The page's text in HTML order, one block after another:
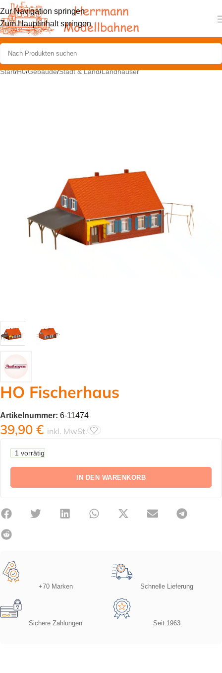
Zur Navigation springen
Zum Hauptinhalt springen
Start/H0/Gebäude/Stadt & Land/Landhäuser
HO Fischerhaus
Artikelnummer: 6-11474
39,90 € inkl. MwSt.
1 vorrätig
IN DEN WARENKORB
+70 Marken Schnelle Lieferung
Sichere Zahlungen Seit 1963